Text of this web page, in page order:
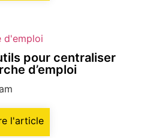
pour centraliser
d’emploi
l'article